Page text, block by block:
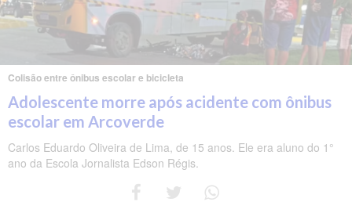
Colisão entre ônibus escolar e bicicleta
Adolescente morre após acidente com ônibus
escolar em Arcoverde
Carlos Eduardo Oliveira de Lima, de 15 anos. Ele era aluno do 1°
ano da Escola Jornalista Edson Régis.